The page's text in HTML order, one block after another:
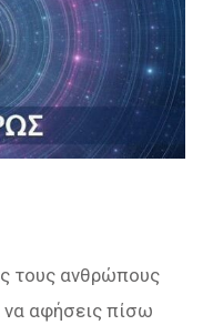
τους ανθρώπους
αφήσεις πίσω